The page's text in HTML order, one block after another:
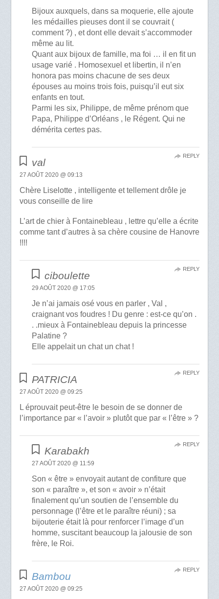
Bijoux auxquels, dans sa moquerie, elle ajoute
les médailles pieuses dont il se couvrait (
comment ?) , et dont elle devait s’accommoder
même au lit.
Quant aux bijoux de famille, ma foi … il en fit un
usage varié . Homosexuel et libertin, il n’en
honora pas moins chacune de ses deux
épouses au moins trois fois, puisqu’il eut six
enfants en tout.
Parmi les six, Philippe, de même prénom que
Papa, Philippe d’Orléans , le Régent. Qui ne
démérita certes pas.
val
27 AOÛT 2020 @ 09:13
Chère Liselotte , intelligente et tellement drôle je
vous conseille de lire
L’art de chier à Fontainebleau , lettre qu’elle a écrite
comme tant d’autres à sa chère cousine de Hanovre
!!!!
REPLY
ciboulette
29 AOÛT 2020 @ 17:05
Je n’ai jamais osé vous en parler , Val ,
craignant vos foudres ! Du genre : est-ce qu’on .
. .mieux à Fontainebleau depuis la princesse
Palatine ?
Elle appelait un chat un chat !
REPLY
PATRICIA
27 AOÛT 2020 @ 09:25
L éprouvait peut-être le besoin de se donner de
l’importance par « l’avoir » plutôt que par « l’être » ?
REPLY
Karabakh
27 AOÛT 2020 @ 11:59
Son « être » envoyait autant de confiture que
son « paraître », et son « avoir » n’était
finalement qu’un soutien de l’ensemble du
personnage (l’être et le paraître réuni) ; sa
bijouterie était là pour renforcer l’image d’un
homme, suscitant beaucoup la jalousie de son
frère, le Roi.
REPLY
Bambou
27 AOÛT 2020 @ 09:25
REPLY